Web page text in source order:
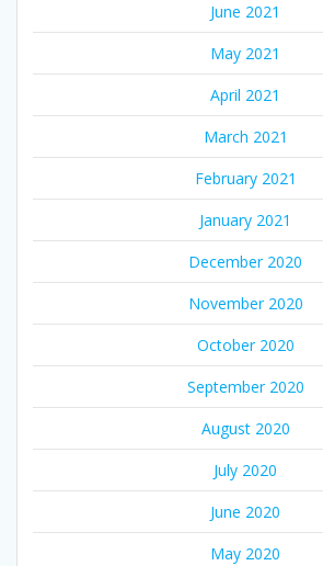
June 2021
May 2021
April 2021
March 2021
February 2021
January 2021
December 2020
November 2020
October 2020
September 2020
August 2020
July 2020
June 2020
May 2020